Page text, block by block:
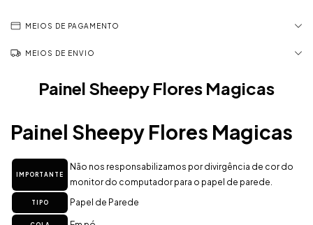
MEIOS DE PAGAMENTO
MEIOS DE ENVIO
Painel Sheepy Flores Magicas
Painel Sheepy Flores Magicas
IMPORTANTE
Não nos responsabilizamos por divirgência de cor do
monitor do computador para o papel de parede.
TIPO Papel de Parede